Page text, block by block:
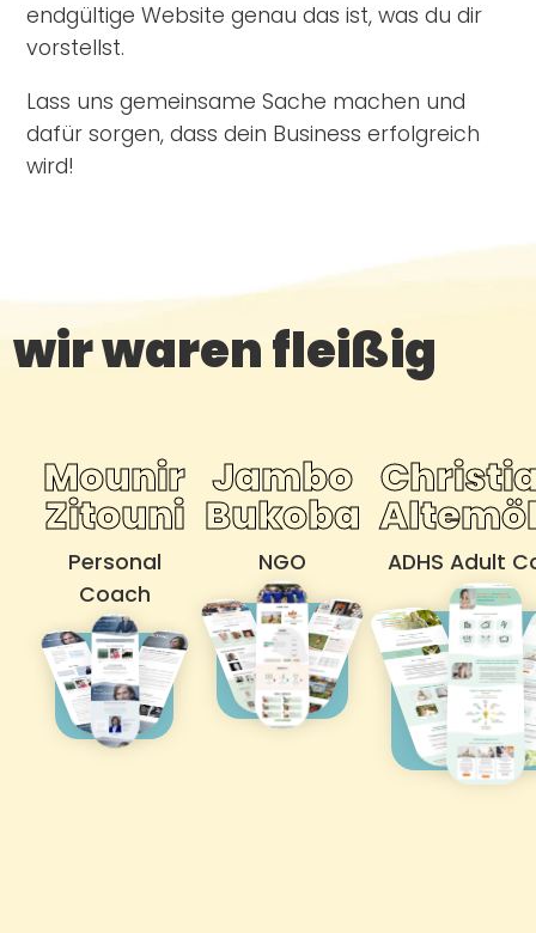
endgültige Website genau das ist, was du dir
vorstellst.
Lass uns gemeinsame Sache machen und
dafür sorgen, dass dein Business erfolgreich
wird!
wir waren fleißig
Mounir
Zitouni
Personal
Coach
Jambo
Bukoba
NGO ADHS Adult